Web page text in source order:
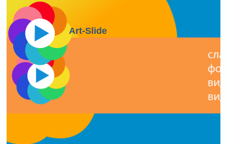
Art-Slide